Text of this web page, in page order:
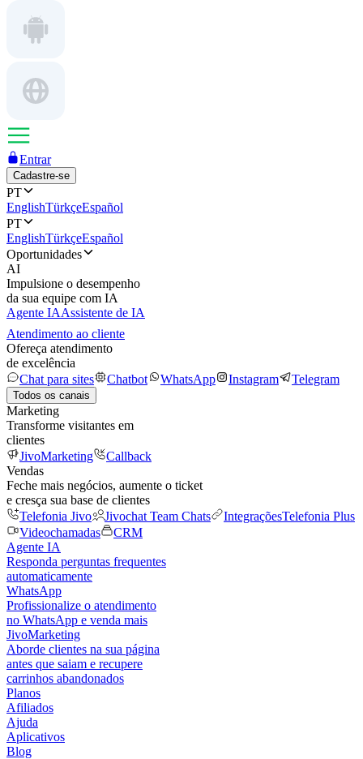
Entrar
Cadastre-se
PT
EnglishTürkçeEspañol
PT
EnglishTürkçeEspañol
Oportunidades
AI
Impulsione o desempenho
da sua equipe com IA
Agente IAAssistente de IA
Atendimento ao cliente
Ofereça atendimento
de excelência
Chat para sites
Chatbot WhatsApp Instagram Telegram
Todos os canais
Marketing
Transforme visitantes em
clientes
JivoMarketing
Callback
Vendas
Feche mais negócios, aumente o ticket
e cresça sua base de clientes
Telefonia Jivo
Jivochat Team Chats IntegraçõesTelefonia Plus
Videochamadas
CRM
Agente IA
Responda perguntas frequentes
automaticamente
WhatsApp
Profissionalize o atendimento
no WhatsApp e venda mais
JivoMarketing
Aborde clientes na sua página
antes que saiam e recupere
carrinhos abandonados
Planos
Afiliados
Ajuda
Aplicativos
Blog